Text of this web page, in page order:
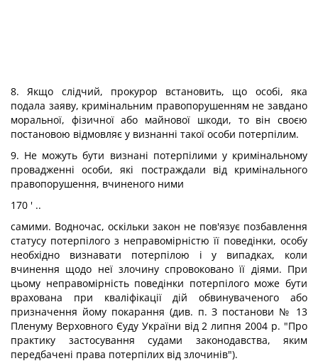
8. Якщо слідчий, прокурор встановить, що особі, яка
подала заяву, кримінальним правопорушенням не завдано
моральної, фізичної або майнової шкоди, то він своєю
постановою відмовляє у визнанні такої особи потерпілим.
9. Не можуть бути визнані потерпілими у кримінальному
провадженні особи, які постраждали від кримінального
правопорушення, вчиненого ними
170 ' ..
самими. Водночас, оскільки закон не пов'язує позбавлення
статусу потерпілого з неправомірністю її поведінки, особу
необхідно визнавати потерпілою і у випадках, коли
вчинення щодо неї злочину спровоковано її діями. При
цьому неправомірність поведінки потерпілого може бути
врахована при кваліфікації дій обвинуваченого або
призначення йому покарання (див. п. З постанови № 13
Пленуму Верховного Єуду України від 2 липня 2004 р. "Про
практику застосування судами законодавства, яким
передбачені права потерпілих від злочинів").